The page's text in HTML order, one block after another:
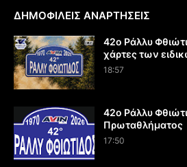
ΔΗΜΟΦΙΛΕΙΣ ΑΝΑΡΤΗΣΕΙΣ
42ο Ράλλυ
χάρτες των
18:57
42ο Ράλλυ
Πρωταθλήματος
17:50